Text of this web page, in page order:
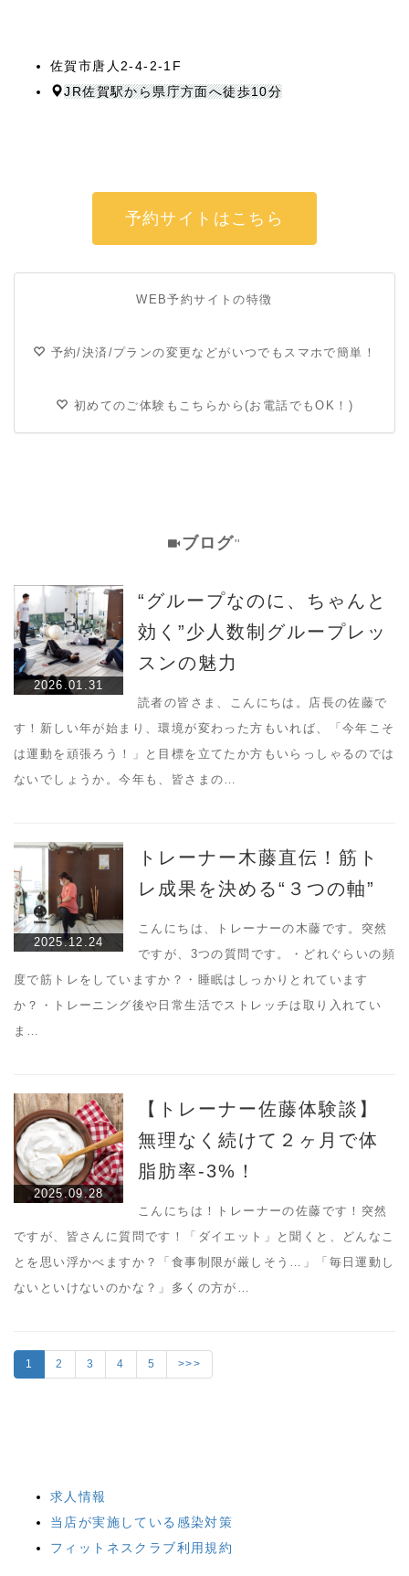
佐賀市唐人2-4-2-1F
JR佐賀駅から県庁方面へ徒歩10分
予約サイトはこちら
WEB予約サイトの特徴
予約/決済/プランの変更などがいつでもスマホで簡単！
初めてのご体験もこちらから(お電話でもOK！)
ブログ''
2026.01.31
“グループなのに、ちゃんと
効く”少人数制グループレッ
スンの魅力
読者の皆さま、こんにちは。店長の佐藤で
す！新しい年が始まり、環境が変わった方もいれば、「今年こそ
は運動を頑張ろう！」と目標を立てたか方もいらっしゃるのでは
ないでしょうか。今年も、皆さまの…
2025.12.24
トレーナー木藤直伝！筋ト
レ成果を決める“３つの軸”
こんにちは、トレーナーの木藤です。突然
ですが、3つの質問です。・どれぐらいの頻
度で筋トレをしていますか？・睡眠はしっかりとれています
か？・トレーニング後や日常生活でストレッチは取り入れてい
ま…
2025.09.28
【トレーナー佐藤体験談】
無理なく続けて２ヶ月で体
脂肪率-3%！
こんにちは！トレーナーの佐藤です！突然
ですが、皆さんに質問です！「ダイエット」と聞くと、どんなこ
とを思い浮かべますか？「食事制限が厳しそう…」「毎日運動し
ないといけないのかな？」多くの方が…
1 2 3 4 5 >>>
求人情報
当店が実施している感染対策
フィットネスクラブ利用規約